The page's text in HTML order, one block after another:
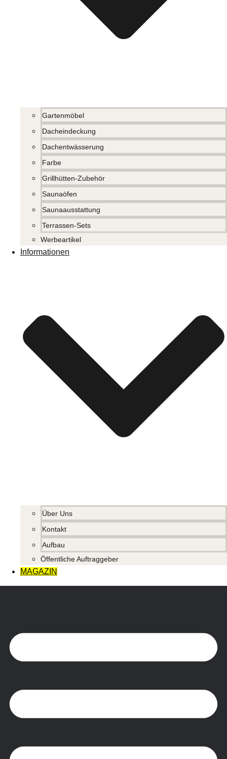
Gartenmöbel
Dacheindeckung
Dachentwässerung
Farbe
Grillhütten-Zubehör
Saunaöfen
Saunaausstattung
Terrassen-Sets
Werbeartikel
Informationen
Über Uns
Kontakt
Aufbau
Öffentliche Auftraggeber
MAGAZIN